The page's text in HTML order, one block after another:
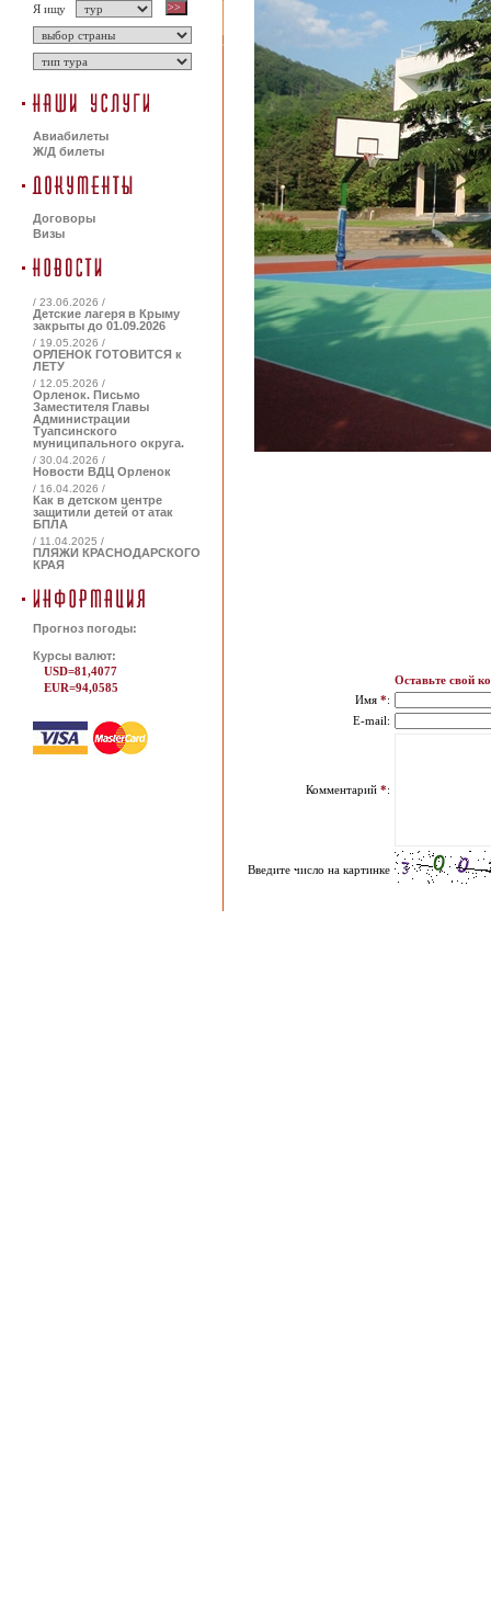
Я ищу
Авиабилеты
Ж/Д билеты
Договоры
Визы
/ 23.06.2026 /
Детские лагеря в Крыму
закрыты до 01.09.2026
/ 19.05.2026 /
ОРЛЕНОК ГОТОВИТСЯ к
ЛЕТУ
/ 12.05.2026 /
Орленок. Письмо
Заместителя Главы
Администрации
Туапсинского
муниципального округа.
/ 30.04.2026 /
Новости ВДЦ Орленок
/ 16.04.2026 /
Как в детском центре
защитили детей от атак
БПЛА
/ 11.04.2025 /
ПЛЯЖИ КРАСНОДАРСКОГО
КРАЯ
Прогноз погоды:
Курсы валют:
USD=81,4077
EUR=94,0585
Оставьте свой
Имя *:
E-mail:
Комментарий *:
Введите число на картинке